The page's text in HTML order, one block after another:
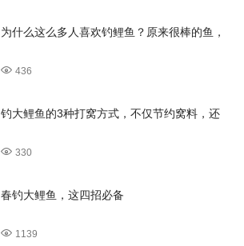
为什么这么多人喜欢钓鲤鱼？原来很棒的鱼，
436
钓大鲤鱼的3种打窝方式，不仅节约窝料，还
330
春钓大鲤鱼，这四招必备
1139